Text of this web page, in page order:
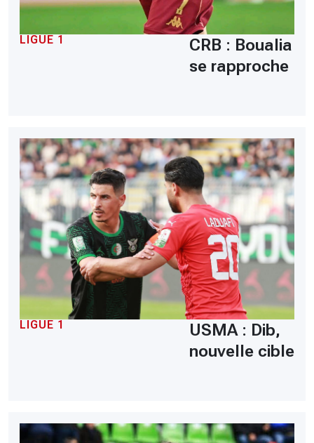
LIGUE 1
CRB : Boualia
se rapproche
LIGUE 1
USMA : Dib,
nouvelle cible